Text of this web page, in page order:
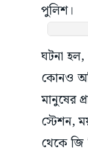
পুলিশ।
ঘটনা হল,
কোনও
মানুষের
স্টেশন,
থেকে জি